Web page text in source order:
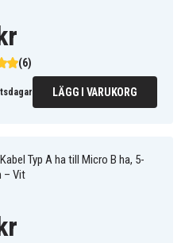
(6)
LÄGG I VARUKORG
Typ A ha till Micro B ha, 5-
– Vit